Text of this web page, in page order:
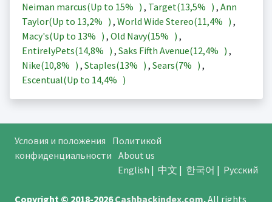
Neiman marcus(Up to 15% ) , Target(13,5% ) , Ann
Taylor(Up to 13,2% ) , World Wide Stereo(11,4% ) ,
Macy's(Up to 13% ) , Old Navy(15% ) ,
EntirelyPets(14,8% ) , Saks Fifth Avenue(12,4% ) ,
Nike(10,8% ) , Staples(13% ) , Sears(7% ) ,
Escentual(Up to 14,4% )
Условия и положения
Политикой
конфиденциальности About us
English | 中文 | 한국어 | Русский
Copyright © 2018-2026Cashbackindex.com.All rights